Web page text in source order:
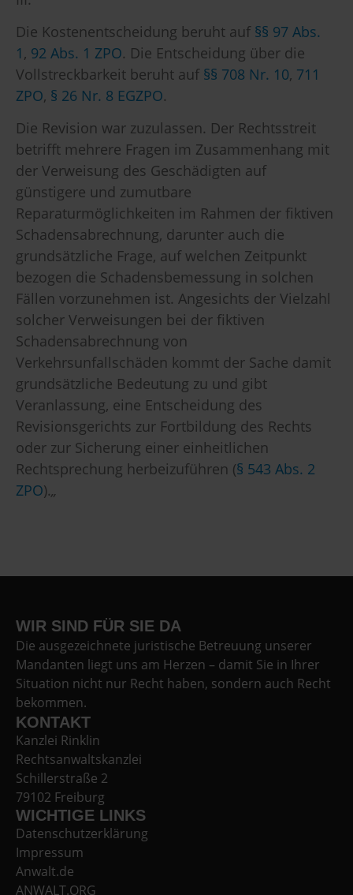
Die Kostenentscheidung beruht auf §§ 97 Abs.
1 , 92 Abs. 1 ZPO. Die Entscheidung über die
Vollstreckbarkeit beruht auf §§ 708 Nr. 10, 711
ZPO, § 26 Nr. 8 EGZPO.
Die Revision war zuzulassen. Der Rechtsstreit
betrifft mehrere Fragen im Zusammenhang mit
der Verweisung des Geschädigten auf
günstigere und zumutbare
Reparaturmöglichkeiten im Rahmen der fiktiven
Schadensabrechnung, darunter auch die
grundsätzliche Frage, auf welchen Zeitpunkt
bezogen die Schadensbemessung in solchen
Fällen vorzunehmen ist. Angesichts der Vielzahl
solcher Verweisungen bei der fiktiven
Schadensabrechnung von
Verkehrsunfallschäden kommt der Sache damit
grundsätzliche Bedeutung zu und gibt
Veranlassung, eine Entscheidung des
Revisionsgerichts zur Fortbildung des Rechts
oder zur Sicherung einer einheitlichen
Rechtsprechung herbeizuführen (§ 543 Abs. 2
ZPO).„
WIR SIND FÜR SIE DA
Die ausgezeichnete juristische Betreuung unserer
Mandanten liegt uns am Herzen – damit Sie in Ihrer
Situation nicht nur Recht haben, sondern auch Recht
bekommen.
KONTAKT
Kanzlei Rinklin
Rechtsanwaltskanzlei
Schillerstraße 2
79102 Freiburg
WICHTIGE LINKS
Datenschutzerklärung
Impressum
Anwalt.de
ANWALT.ORG